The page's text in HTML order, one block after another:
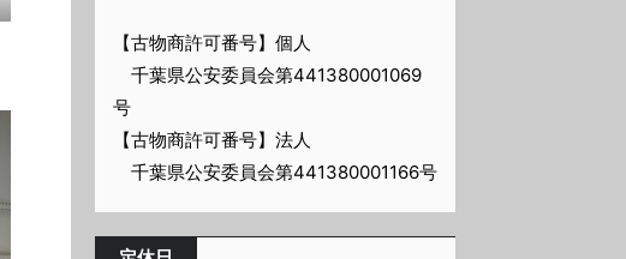
【古物商許可番号】個人
千葉県公安委員会第441380001069
号
【古物商許可番号】法人
千葉県公安委員会第441380001166号